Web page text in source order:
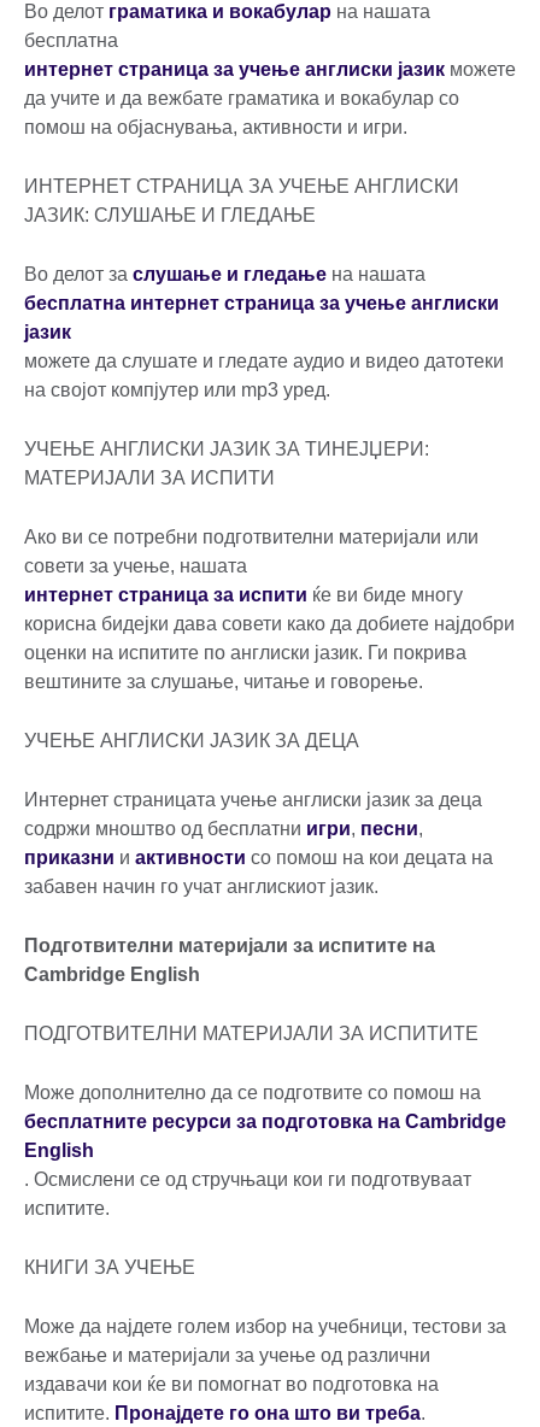
Во делот граматика и вокабулар на нашата
бесплатна
интернет страница за учење англиски јазик можете
да учите и да вежбате граматика и вокабулар со
помош на објаснувања, активности и игри.
ИНТЕРНЕТ СТРАНИЦА ЗА УЧЕЊЕ АНГЛИСКИ
ЈАЗИК: СЛУШАЊЕ И ГЛЕДАЊЕ
Во делот за слушање и гледање на нашата
бесплатна интернет страница за учење англиски
јазик
можете да слушате и гледате аудио и видео датотеки
на својот компјутер или mp3 уред.
УЧЕЊЕ АНГЛИСКИ ЈАЗИК ЗА ТИНЕЈЏЕРИ:
МАТЕРИЈАЛИ ЗА ИСПИТИ
Ако ви се потребни подготвителни материјали или
совети за учење, нашата
интернет страница за испити ќе ви биде многу
корисна бидејки дава совети како да добиете најдобри
оценки на испитите по англиски јазик. Ги покрива
вештините за слушање, читање и говорење.
УЧЕЊЕ АНГЛИСКИ ЈАЗИК ЗА ДЕЦА
Интернет страницата учење англиски јазик за деца
содржи мноштво од бесплатни игри, песни,
приказни и активности со помош на кои децата на
забавен начин го учат англискиот јазик.
Подготвителни материјали за испитите на
Cambridge English
ПОДГОТВИТЕЛНИ МАТЕРИЈАЛИ ЗА ИСПИТИТЕ
Може дополнително да се подготвите со помош на
бесплатните ресурси за подготовка на Cambridge
English
. Осмислени се од стручњаци кои ги подготвуваат
испитите.
КНИГИ ЗА УЧЕЊЕ
Може да најдете голем избор на учебници, тестови за
вежбање и материјали за учење од различни
издавачи кои ќе ви помогнат во подготовка на
испитите. Пронајдете го она што ви треба.